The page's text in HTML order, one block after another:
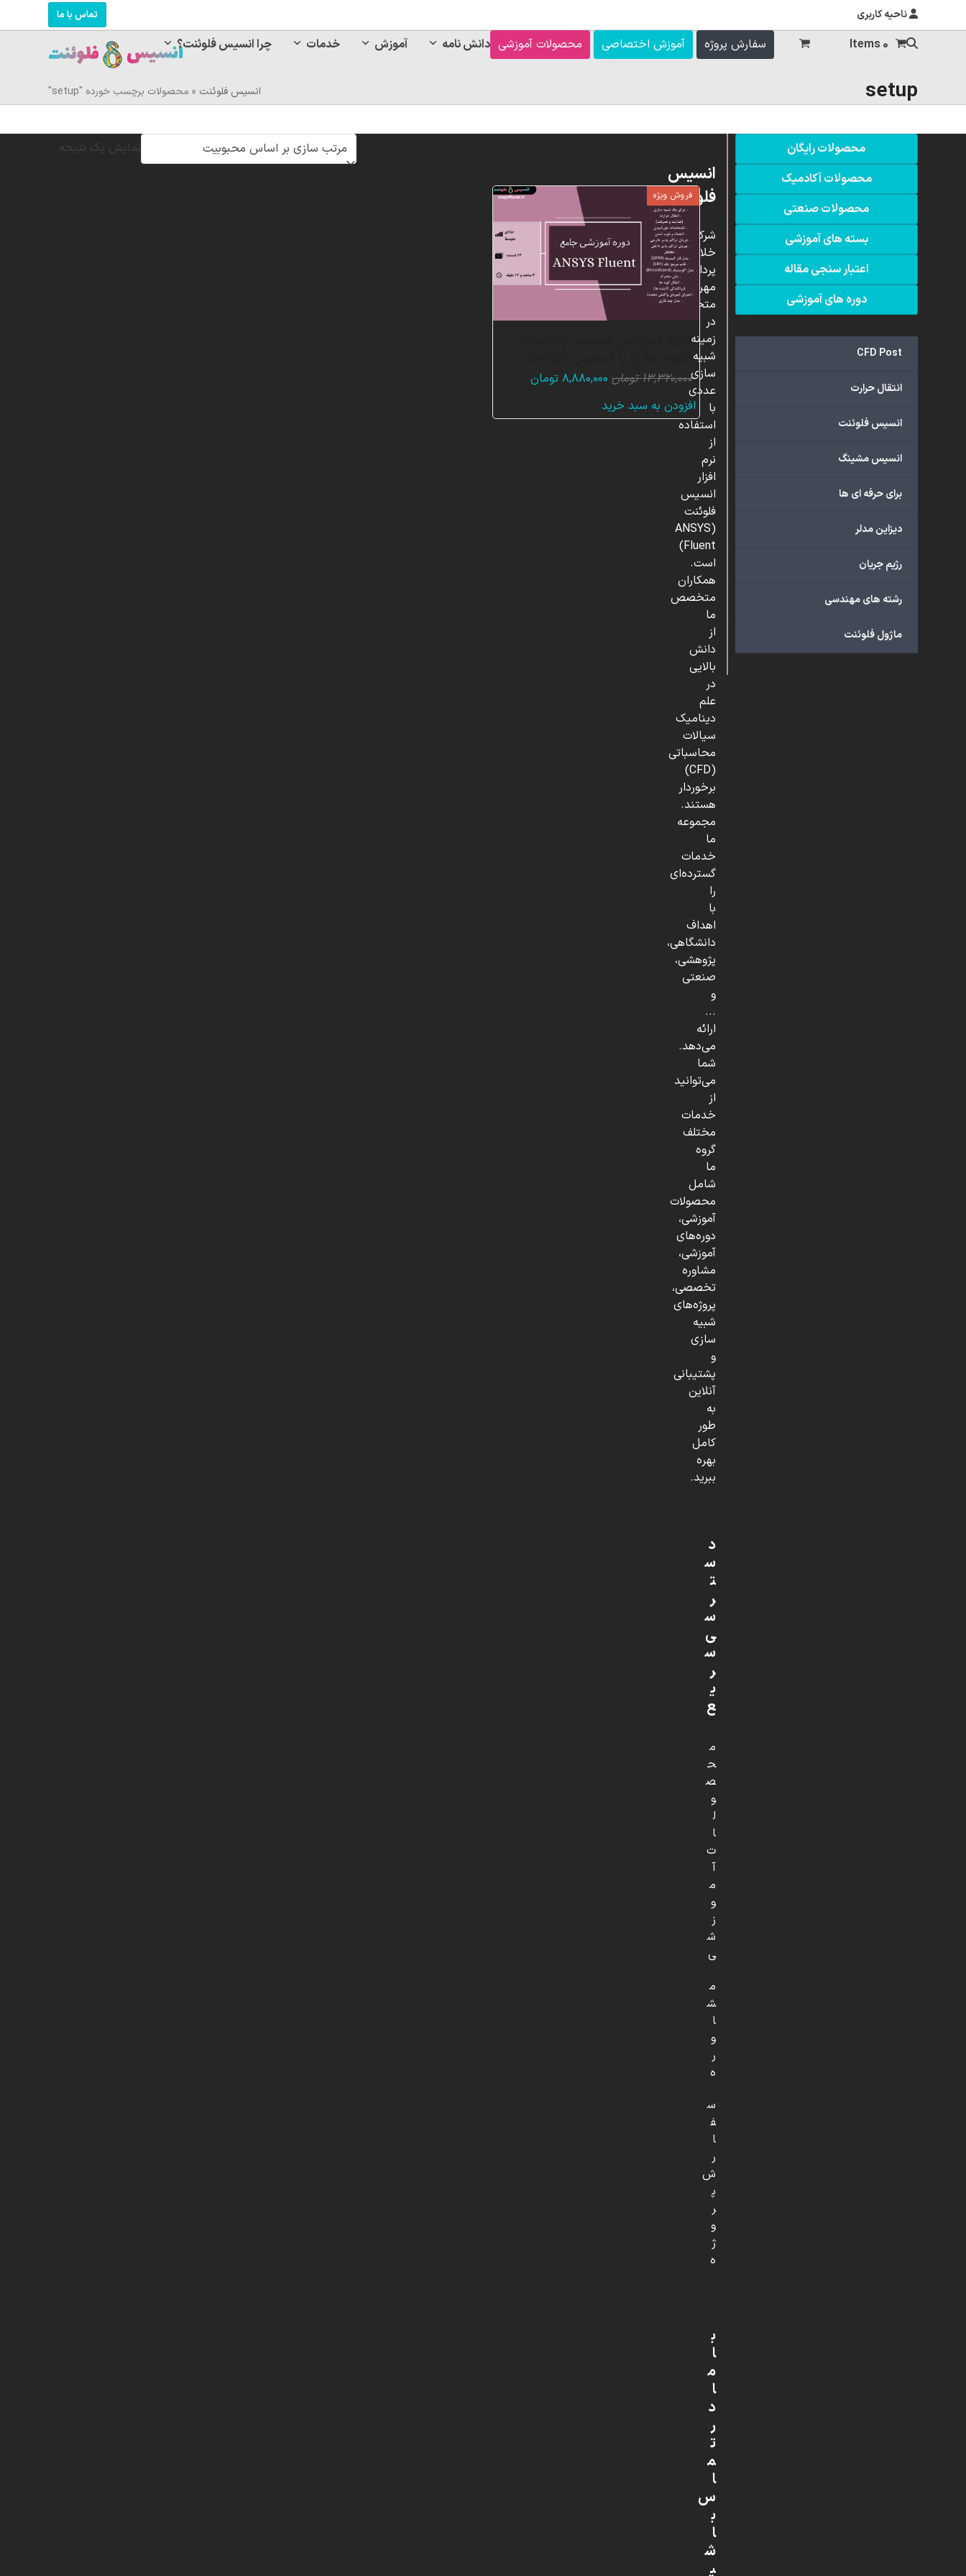
ناحیه کاربری تماس با ما
چرا انسیس فلوئنت؟ خدمات آموزش دانش نامه محصولات آموزشی آموزش اختصاصی سفارش پروژه 0 Items
setup انسیس فلوئنت » محصولات برچسب خورده "setup"
نمایش یک نتیجه
فروش ویژه
دوره آموزشی انسیس فلوئنت،
۱۳,۳۲۰,۰۰۰ تومان قیمت
۸,۸۸۰,۰۰۰ تومانقیمت
افزودن به سبد خرید
محصولات رایگان
محصولات آکادمیک
محصولات صنعتی
بسته های آموزشی
اعتبار سنجی مقاله
دوره های آموزشی
CFD Post
انتقال حرارت
انسیس فلوئنت
انسیس مشینگ
برای حرفه ای ها
دیزاین مدلر
رژیم جریان
رشته های مهندسی
ماژول فلوئنت
انسیس
فلوئنت
شرکت
خلاق
پردازشگران
مهر،
متخصص
در
زمینه
شبیه
سازی
عددی
با
استفاده
از
نرم
افزار
انسیس
فلوئنت
(ANSYS
Fluent)
است.
همکاران
متخصص
ما
از
دانش
بالایی
در
علم
دینامیک
سیالات
محاسباتی
(CFD)
برخوردار
هستند.
مجموعه
ما
خدمات
گسترده‌ای
را
با
اهداف
دانشگاهی،
پژوهشی،
صنعتی
و
...
ارائه
می‌دهد.
شما
می‌توانید
از
خدمات
مختلف
گروه
ما
شامل
محصولات
آموزشی،
دوره‌های
آموزشی،
مشاوره
تخصصی،
پروژه‌های
شبیه
سازی
و
پشتیبانی
آنلاین
به
طور
کامل
بهره
ببرید.
د
س
ت
ر
س
ی
س
ر
ی
ع
م
ح
ص
و
ل
ا
ت
آ
م
و
ز
ش
ی
م
ش
ا
و
ر
ه
س
ف
ا
ر
ش
پ
ر
و
ژ
ه
ب
ا
م
ا
د
ر
ت
م
ا
س
ب
ا
ش
ی